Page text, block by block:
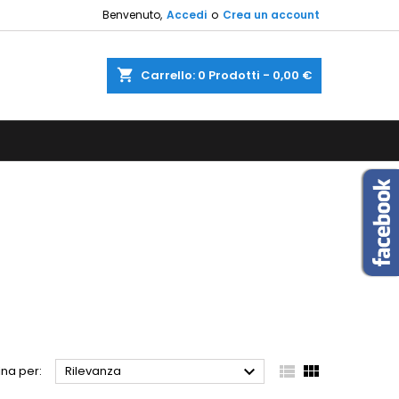
Benvenuto, Accedi o Crea un account
shopping_cart Carrello: 0 Prodotti - 0,00 €
per: Rilevanza   